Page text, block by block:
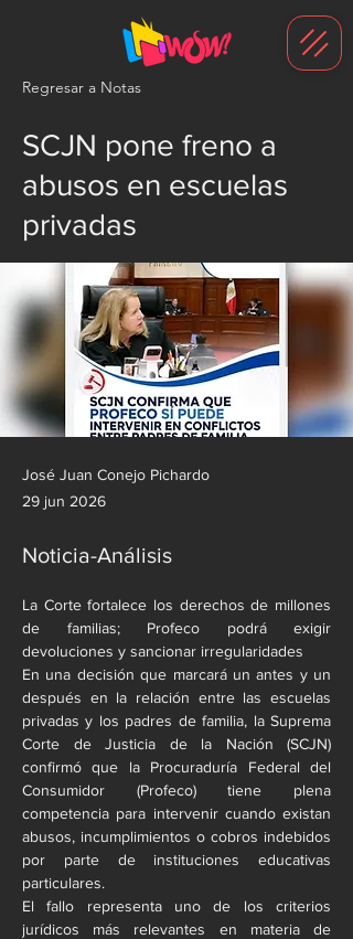
Regresar a Notas
SCJN pone freno a
abusos en escuelas
privadas
José Juan Conejo Pichardo
29 jun 2026
Noticia-Análisis
La Corte fortalece los derechos de millones
de familias; Profeco podrá exigir
devoluciones y sancionar irregularidades
En una decisión que marcará un antes y un
después en la relación entre las escuelas
privadas y los padres de familia, la Suprema
Corte de Justicia de la Nación (SCJN)
confirmó que la Procuraduría Federal del
Consumidor (Profeco) tiene plena
competencia para intervenir cuando existan
abusos, incumplimientos o cobros indebidos
por parte de instituciones educativas
particulares.
El fallo representa uno de los criterios
jurídicos más relevantes en materia de